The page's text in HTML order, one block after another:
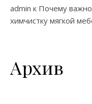
admin к Почему
химчистку мягкой
Архив